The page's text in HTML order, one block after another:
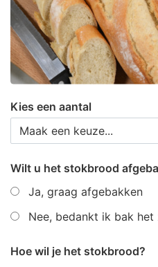
Kies een aantal
Wilt u het stokbrood
Ja, graag afgebakken
Nee, bedankt ik bak het
Hoe wil je het stokbrood?